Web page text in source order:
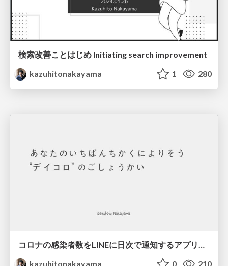
検索改善ことはじめ Initiating search improvement
kazuhitonakayama
1 280
コロナの感染者数をLINEに日次で通知するアプリを開発した
kazuhitonakayama
0 210